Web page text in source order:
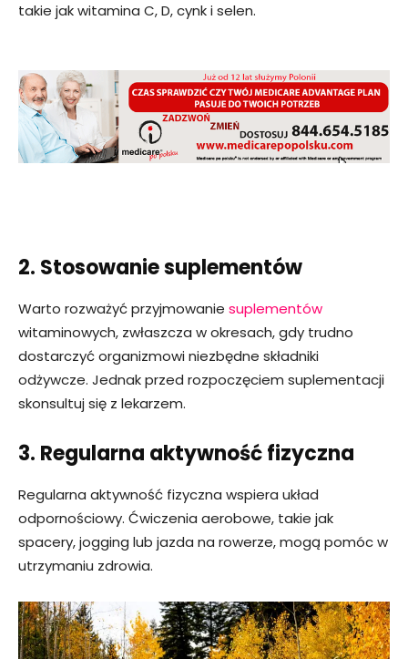
takie jak witamina C, D, cynk i selen.
2. Stosowanie suplementów
Warto rozważyć przyjmowanie suplementów
witaminowych, zwłaszcza w okresach, gdy trudno
dostarczyć organizmowi niezbędne składniki
odżywcze. Jednak przed rozpoczęciem suplementacji
skonsultuj się z lekarzem.
3. Regularna aktywność fizyczna
Regularna aktywność fizyczna wspiera układ
odpornościowy. Ćwiczenia aerobowe, takie jak
spacery, jogging lub jazda na rowerze, mogą pomóc w
utrzymaniu zdrowia.